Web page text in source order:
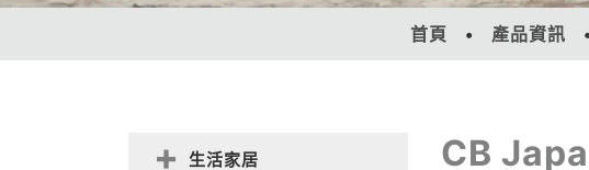
首頁 產品資訊
生活家居 CB